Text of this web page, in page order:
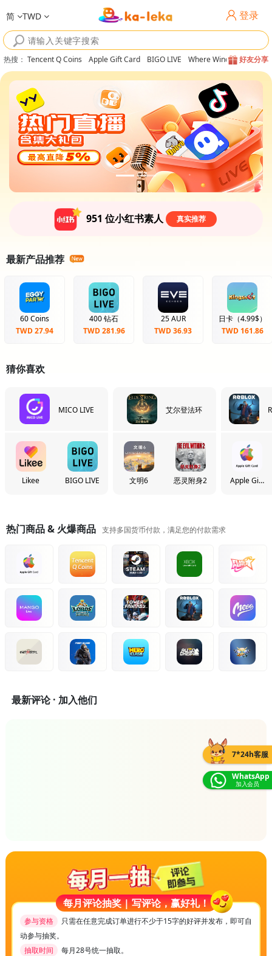
简 TWD 登录
热搜 ： Tencent Q Coins Apple Gift Card BIGO LIVE Where Winds Meet好友分享
951 位小红书素人 真实推荐
最新产品推荐
60 Coins
TWD 27.94
400 钻石
TWD 281.96
25 AUR
TWD 36.93
日卡（4.99$）
TWD 161.86
猜你喜欢
MICO LIVE
Likee BIGO LIVE
艾尔登法环
文明6 恶灵附身2
Apple Gift
热门商品 & 火爆商品 支持多国货币付款，满足您的付款需求
最新评论 · 加入他们
每月评论抽奖 | 写评论，赢好礼！
参与资格
只需在任意完成订单进行不少于15字的好评并发布，即可自
动参与抽奖。
抽取时间
每月28号统一抽取。
7*24h客服
WhatsApp
加入会员